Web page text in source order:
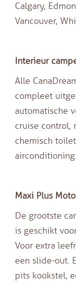
Calgary,
Vancouver,
Interieur
Alle
compleet
automatische
cruise control,
chemisch
airconditioning.
Maxi Plus
De grootste
is geschikt
Voor extra
een slide-out.
pits kookstel,